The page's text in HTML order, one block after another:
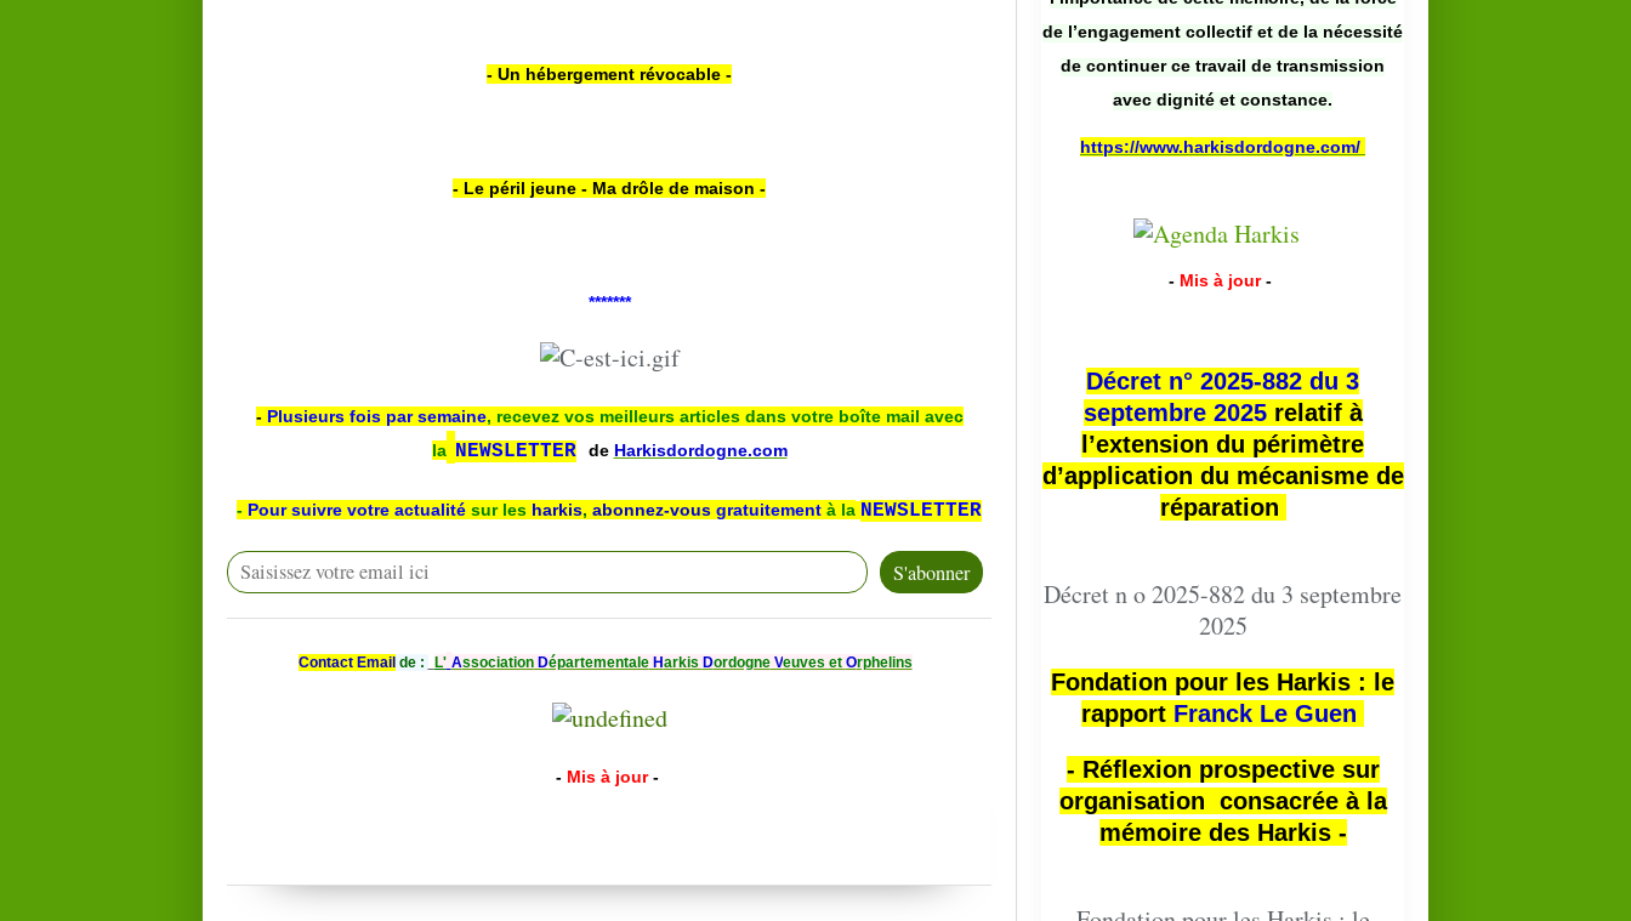
- Un hébergement révocable -
- Le péril jeune - Ma drôle de maison -
*******
- Plusieurs fois par semaine, recevez vos meilleurs articles dans votre boîte mail avec
la NEWSLETTER de Harkisdordogne.com
- Pour suivre votre actualité sur les harkis, abonnez-vous gratuitement à la NEWSLETTER
Contact Email de : L' AssociationDépartementaleHarkis DordogneVeuves et Orphelins
- Mis à jour -
de l’engagement collectif et de la nécessité
de continuer ce travail de transmission
avec dignité et constance.
https://www.harkisdordogne.com/
- Mis à jour -
Décret n° 2025-882 du 3
septembre 2025relatif à
l’extension du périmètre
d’application du mécanisme de
réparation
Décret n o 2025-882 du 3 septembre
2025
Fondation pour les Harkis : le
rapport Franck Le Guen
- Réflexion prospective sur
organisation consacrée à la
mémoire des Harkis -